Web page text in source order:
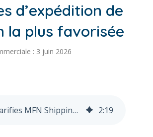
Outils au service des
transporteurs
NOUS CONTACTER
d’expédition de
la plus favorisée
: 3 juin 2026
CBSA Clarifies MFN Shipping Requirements 2:19